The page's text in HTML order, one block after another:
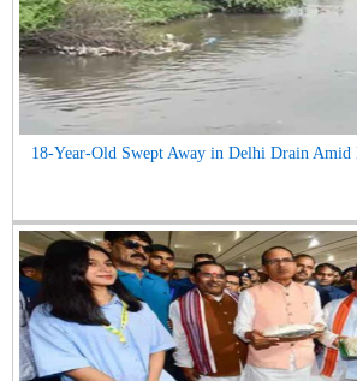
18-Year-Old Swept Away in Delhi Drain Amid